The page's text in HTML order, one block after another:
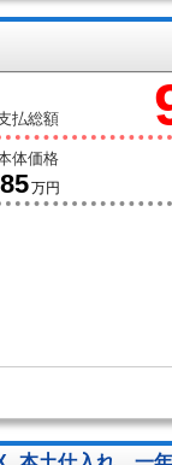
払総額
体価格
85万円